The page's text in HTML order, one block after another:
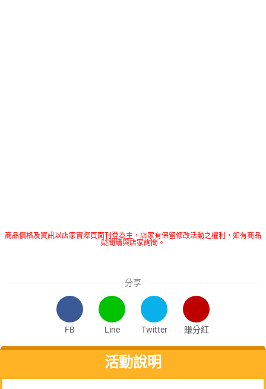
商品價格及資訊以店家實際頁面刊登為主，店家有保留修改活動之權利，如有商品
疑問請與店家詢問。
分享
FB Line Twitter 賺分紅
活動說明